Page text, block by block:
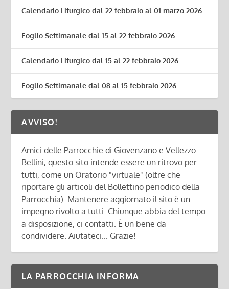
Calendario Liturgico dal 22 febbraio al 01 marzo 2026
Foglio Settimanale dal 15 al 22 febbraio 2026
Calendario Liturgico dal 15 al 22 febbraio 2026
Foglio Settimanale dal 08 al 15 febbraio 2026
AVVISO!
Amici delle Parrocchie di Giovenzano e Vellezzo
Bellini, questo sito intende essere un ritrovo per
tutti, come un Oratorio "virtuale" (oltre che
riportare gli articoli del Bollettino periodico della
Parrocchia). Mantenere aggiornato il sito è un
impegno rivolto a tutti. Chiunque abbia del tempo
a disposizione, ci contatti. È un bene da
condividere. Aiutateci... Grazie!
LA PARROCCHIA INFORMA